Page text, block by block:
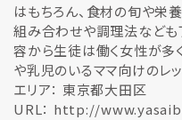
はもちろん、食材の旬や栄
組み合わせや調理法なども
容から生徒は働く女性が多
や乳児のいるママ向けのレ
エリア： 東京都大田区
URL： http://